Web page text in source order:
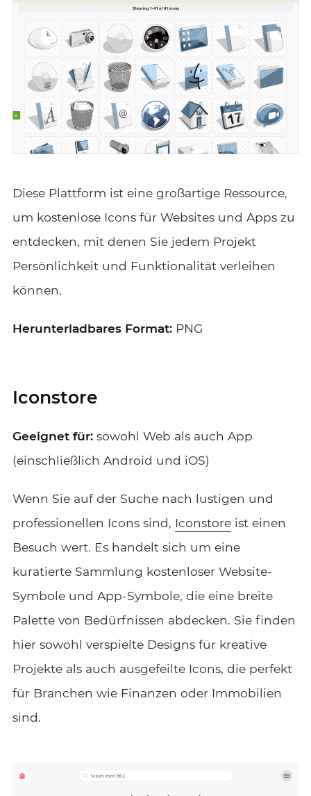
Diese Plattform ist eine großartige Ressource,
um kostenlose Icons für Websites und Apps zu
entdecken, mit denen Sie jedem Projekt
Persönlichkeit und Funktionalität verleihen
können.
Herunterladbares Format:PNG
Iconstore
Geeignet für:sowohl Web als auch App
(einschließlich Android und iOS)
Wenn Sie auf der Suche nach lustigen und
professionellen Icons sind, Iconstoreist einen
Besuch wert. Es handelt sich um eine
kuratierte Sammlung kostenloser Website-
Symbole und App-Symbole, die eine breite
Palette von Bedürfnissen abdecken. Sie finden
hier sowohl verspielte Designs für kreative
Projekte als auch ausgefeilte Icons, die perfekt
für Branchen wie Finanzen oder Immobilien
sind.